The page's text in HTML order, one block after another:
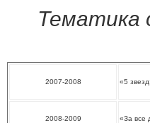
Тематика
2007-2008 «5
2008-2009 «За все